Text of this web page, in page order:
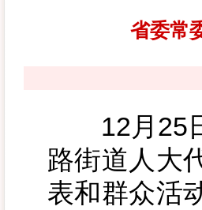
省委常
12月25日
路街道人大
表和群众活